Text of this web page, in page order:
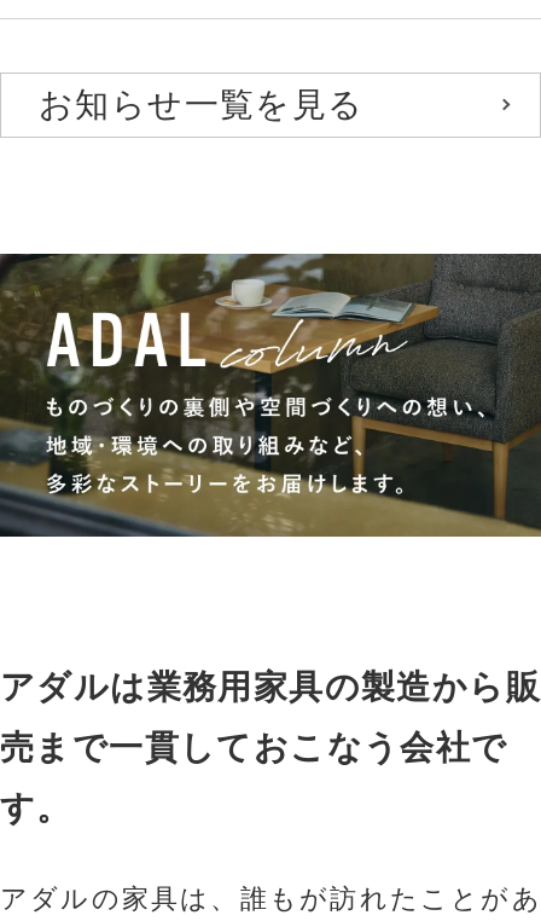
お知らせ一覧を見る
アダルは業務用家具の製造から販
売まで一貫しておこなう会社で
す。
アダルの家具は、誰もが訪れたことがあ